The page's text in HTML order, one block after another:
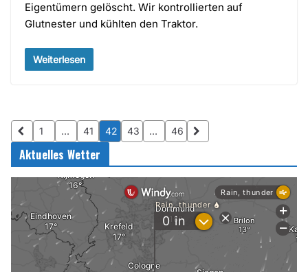
Eigentümern gelöscht. Wir kontrollierten auf
Glutnester und kühlten den Traktor.
Weiterlesen
1 … 41 42 43 … 46
Aktuelles Wetter